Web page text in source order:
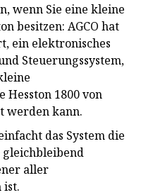
wenn Sie eine kleine
besitzen: AGCO hat
ein elektronisches
Steuerungssystem,
Hesston 1800 von
werden kann.
das System die
aller
ist.